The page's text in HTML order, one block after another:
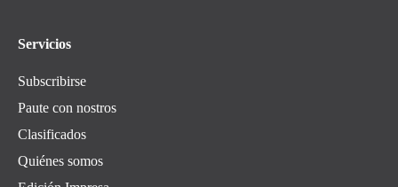
Servicios
Subscribirse
Paute con nostros
Clasificados
Quiénes somos